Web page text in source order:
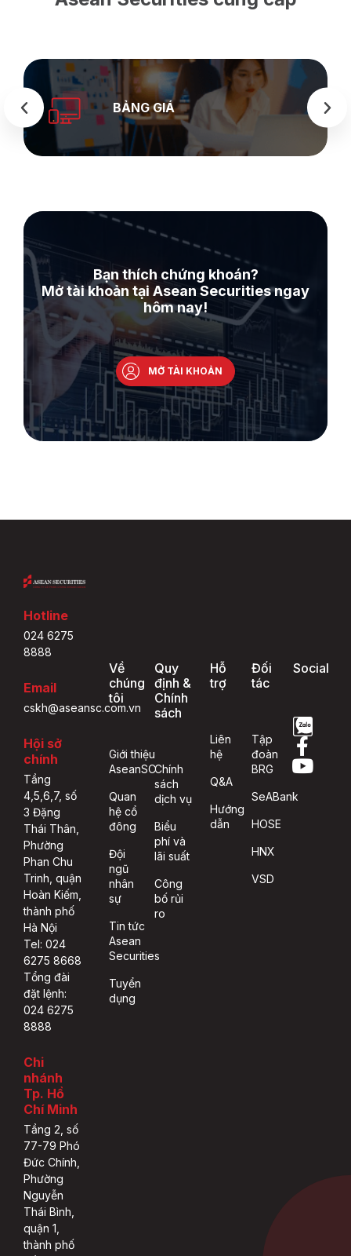
SEASTOCK
WEB
Bạn thích chứng khoán?
Mở tài khoản tại Asean Securities ngay
hôm nay!
MỞ TÀI KHOẢN
Hotline
024 6275
8888
Email
cskh@aseansc.com.vn
Hội sở
chính
Tầng
4,5,6,7, số
3 Đặng
Thái Thân,
Phường
Phan Chu
Trinh, quận
Hoàn Kiếm,
thành phố
Hà Nội
Tel: 024
6275 8668
Tổng đài
đặt lệnh:
024 6275
8888
Chi
nhánh
Tp. Hồ
Chí Minh
Tầng 2, số
77-79 Phó
Đức Chính,
Phường
Nguyễn
Thái Bình,
quận 1,
thành phố
Về
chúng
tôi
Giới thiệu
AseanSC
Quan
hệ cổ
đông
Đội
ngũ
nhân
sự
Tin tức
Asean
Securities
Tuyển
dụng
Quy
định &
Chính
sách
Chính
sách
dịch vụ
Biểu
phí và
lãi suất
Công
bố rủi
ro
Hỗ
trợ
Liên
hệ
Q&A
Hướng
dẫn
Đối
tác
Tập
đoàn
BRG
SeABank
HOSE
HNX
VSD
Social